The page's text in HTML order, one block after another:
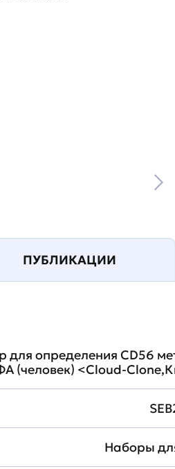
ПУБЛИКАЦИИ
для определения CD56
(человек) <Cloud-
Наборы